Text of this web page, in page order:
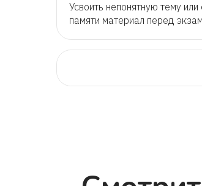
Усвоить непонятную тему
памяти материал перед